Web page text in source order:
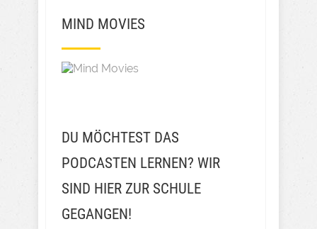
MIND MOVIES
DU MÖCHTEST DAS
PODCASTEN LERNEN? WIR
SIND HIER ZUR SCHULE
GEGANGEN!